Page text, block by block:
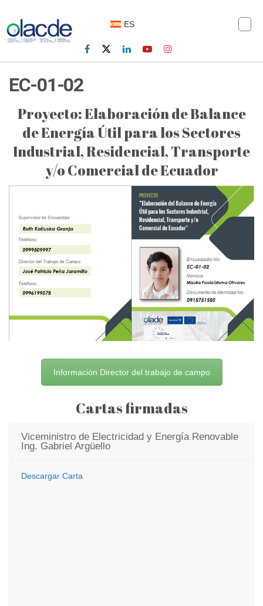
ES
EC-01-02
Proyecto: Elaboración de Balance
de Energía Útil para los Sectores
Industrial, Residencial, Transporte
y/o Comercial de Ecuador
Información Director del trabajo de campo
Cartas firmadas
Viceministro de Electricidad y Energía Renovable
Ing. Gabriel Argüello
Descargar Carta